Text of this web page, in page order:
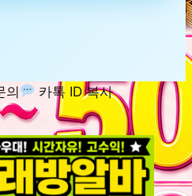
의
카톡 ID 복사